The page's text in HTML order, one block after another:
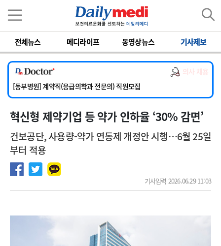
전체뉴스 메디라이프 동영상뉴스 기사제보
의사 채용
[서울아산병원] 2026년 하반기 인턴 모집
[영남대학교의료원] 마취통증의학과 임기제 임상의사 채용
[충남대학교병원] 소아청소년과(소아응급전담) 계약직 의사 공개채용
[동부병원] 계약직(응급의학과 전문의) 직원모집
[이대목동병원] 하반기 전공의(레지던트1년차) 모집
[서울아산병원] 2026년 하반기 인턴 모집
혁신형 제약기업 등 약가 인하율 ‘30% 감면’
건보공단, 사용량-약가 연동제 개정안 시행…6월 25일
부터 적용
기사입력 2026.06.29 11:03